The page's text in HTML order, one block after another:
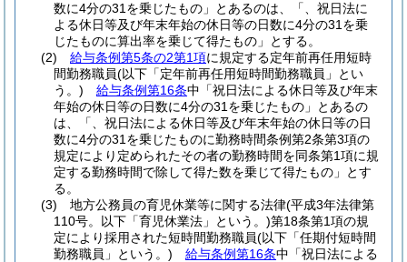
数に4分の31を乗じたもの」とあるのは、「、祝日法に
よる休日等及び年末年始の休日等の日数に4分の31を乗
じたものに算出率を乗じて得たもの」とする。
(2)
給与条例第5条の2第1項に規定する定年前再任用短時
間勤務職員(以下「定年前再任用短時間勤務職員」とい
う。)
給与条例第16条中「祝日法による休日等及び年末
年始の休日等の日数に4分の31を乗じたもの」とあるの
は、「、祝日法による休日等及び年末年始の休日等の日
数に4分の31を乗じたものに勤務時間条例第2条第3項の
規定により定められたその者の勤務時間を同条第1項に規
定する勤務時間で除して得た数を乗じて得たもの」とす
る。
(3)
地方公務員の育児休業等に関する法律(平成3年法律第
110号。以下「育児休業法」という。)第18条第1項の規
定により採用された短時間勤務職員(以下「任期付短時間
勤務職員」という。)
給与条例第16条中「祝日法による